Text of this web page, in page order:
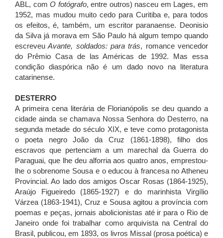
ABL, comO fotógrafo, entre outros) nasceu em Lages, em
1952, mas mudou muito cedo para Curitiba e, para todos
os efeitos, é, também, um escritor paranaense. Deonisio
da Silva já morava em São Paulo há algum tempo quando
escreveu Avante, soldados: para trás, romance vencedor
do Prêmio Casa de las Américas de 1992. Mas essa
condição diaspórica não é um dado novo na literatura
catarinense.
DESTERRO
A primeira cena literária de Florianópolis se deu quando a
cidade ainda se chamava Nossa Senhora do Desterro, na
segunda metade do século XIX, e teve como protagonista
o poeta negro João da Cruz (1861-1898), filho dos
escravos que pertenciam a um marechal da Guerra do
Paraguai, que lhe deu alforria aos quatro anos, emprestou-
lhe o sobrenome Sousa e o educou à francesa no Atheneu
Provincial. Ao lado dos amigos Oscar Rosas (1864-1925),
Araújo Figueiredo (1865-1927) e do marinhista Virgílio
Várzea (1863-1941), Cruz e Sousa agitou a província com
poemas e peças, jornais abolicionistas até ir para o Rio de
Janeiro onde foi trabalhar como arquivista na Central do
Brasil, publicou, em 1893, os livros Missal (prosa poética) e